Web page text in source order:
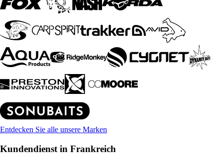
Entdecken Sie alle unsere Marken
Kundendienst in Frankreich